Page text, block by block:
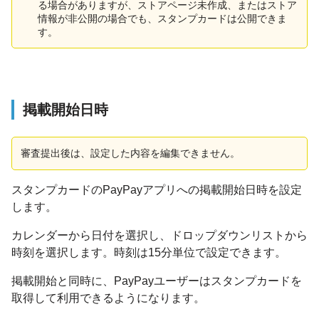
る場合がありますが、ストアページ未作成、またはストア
情報が非公開の場合でも、スタンプカードは公開できま
す。
掲載開始日時
審査提出後は、設定した内容を編集できません。
スタンプカードのPayPayアプリへの掲載開始日時を設定
します。
カレンダーから日付を選択し、ドロップダウンリストから
時刻を選択します。時刻は15分単位で設定できます。
掲載開始と同時に、PayPayユーザーはスタンプカードを
取得して利用できるようになります。